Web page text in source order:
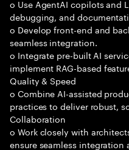
o Use AgentAI copilots and
debugging, and
o Develop front-end and
seamless integration.
o Integrate pre-built AI
implement RAG-based
Quality & Speed
o Combine AI-assisted
practices to deliver robust,
Collaboration
o Work closely with
ensure seamless integration